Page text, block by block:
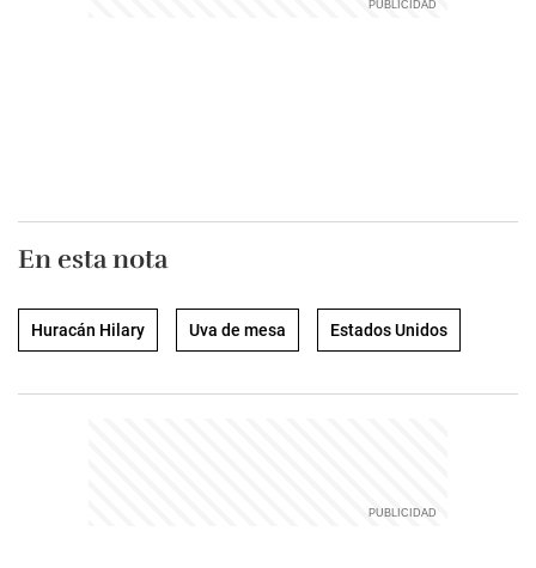
En esta nota
Huracán Hilary Uva de mesa Estados Unidos